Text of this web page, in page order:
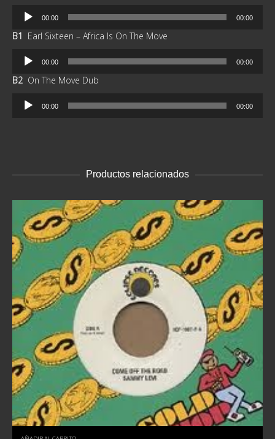
Reproductor
audio
00:00 00:00
B1 Earl Sixteen – Africa Is On The Move
Reproductor
audio
00:00 00:00
B2 On The Move Dub
Reproductor
00:00 00:00
Productos relacionados